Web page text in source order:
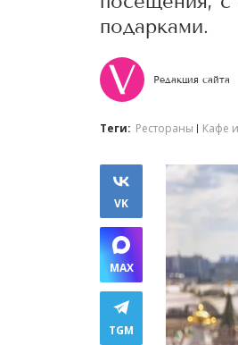
подарками.
Редакция сайта
Теги: Рестораны Кафе
VK
MAX
TGM